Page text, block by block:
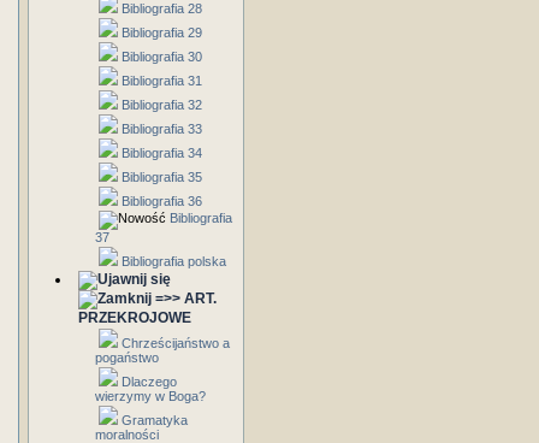
Bibliografia 28
Bibliografia 29
Bibliografia 30
Bibliografia 31
Bibliografia 32
Bibliografia 33
Bibliografia 34
Bibliografia 35
Bibliografia 36
Bibliografia
37
Bibliografia polska
=>> ART.
PRZEKROJOWE
Chrześcijaństwo a
pogaństwo
Dlaczego
wierzymy w Boga?
Gramatyka
moralności